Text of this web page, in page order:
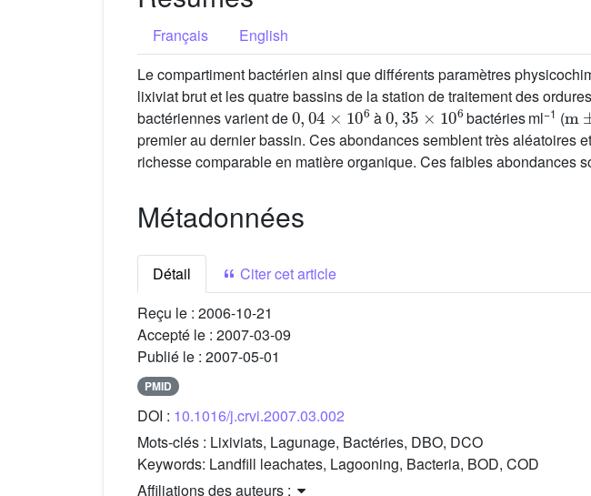
Français
English
Le compartiment bactérien ainsi que différents paramètres
lixiviat brut et les quatre bassins de la station de traitement des
bactériennes varient de
0,04×106
à
0,35×106
bactéries ml−1 (
m±
premier au dernier bassin. Ces abondances semblent très aléatoires
richesse comparable en matière organique. Ces faibles abondances
Métadonnées
Détail
Citer cet article
Reçu le : 2006-10-21
Accepté le : 2007-03-09
Publié le : 2007-05-01
PMID
DOI : 10.1016/j.crvi.2007.03.002
Mots-clés : Lixiviats, Lagunage, Bactéries, DBO, DCO
Keywords: Landfill leachates, Lagooning, Bacteria, BOD, COD
Affiliations des auteurs :